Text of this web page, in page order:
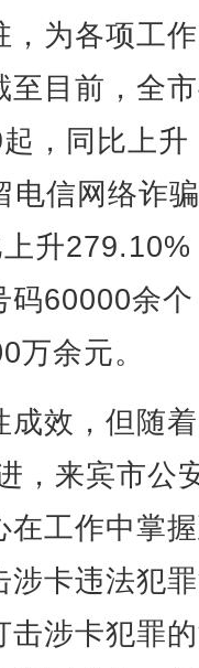
，为各项工
至目前，全
，同比上升
电信网络诈
升279.10%
码60000余
万余元。
效，但随着
，来宾市公
在工作中掌
涉卡违法犯
击涉卡犯罪